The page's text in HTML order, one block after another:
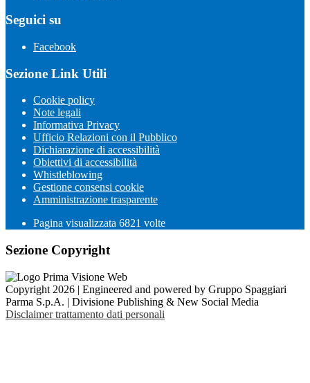
Seguici su
Facebook
Sezione Link Utili
Cookie policy
Note legali
Informativa Privacy
Ufficio Relazioni con il Pubblico
Dichiarazione di accessibilità
Obiettivi di accessibilità
Whistleblowing
Gestione consensi cookie
Amministrazione trasparente
Pagina visualizzata 6821 volte
Sezione Copyright
Copyright 2026 | Engineered and powered by Gruppo Spaggiari
Parma S.p.A. | Divisione Publishing & New Social Media
Disclaimer trattamento dati personali